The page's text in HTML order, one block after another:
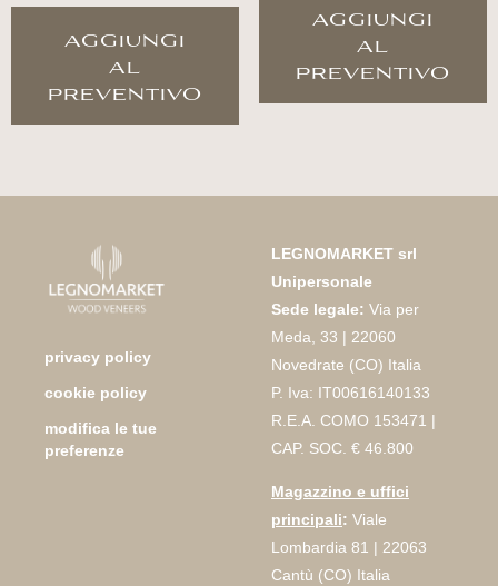
aggiungi
al
preventivo
aggiungi
al
preventivo
privacy policy
cookie policy
modifica le tue
preferenze
LEGNOMARKET srl
Unipersonale
Sede legale: Via per
Meda, 33 | 22060
Novedrate (CO) Italia
P. Iva: IT00616140133
R.E.A. COMO 153471 |
CAP. SOC. € 46.800
Magazzino e uffici
principali: Viale
Lombardia 81 | 22063
Cantù (CO) Italia